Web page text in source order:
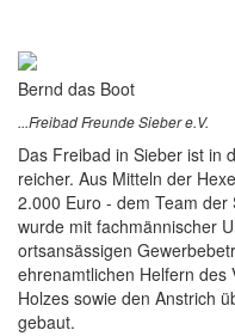
Bernd das Boot
...Freibad Freunde Sieber e.V.
Das Freibad in Sieber ist in
reicher. Aus Mitteln der
2.000 Euro - dem Team
wurde mit fachmännischer
ortsansässigen
ehrenamtlichen Helfern des
Holzes sowie den Anstrich
gebaut.